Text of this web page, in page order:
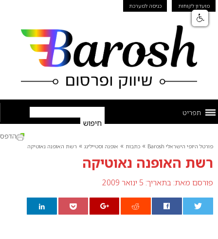
מועדון לקוחות כניסה למערכת
תפריט
פורטל היופי הישראלי Barosh » כתבות » אופנה וסטיילינג » רשת האופנה נאוטיקה
רשת האופנה נאוטיקה
פורסם מאת: בתאריך: 5 ינואר 2009
הדפס